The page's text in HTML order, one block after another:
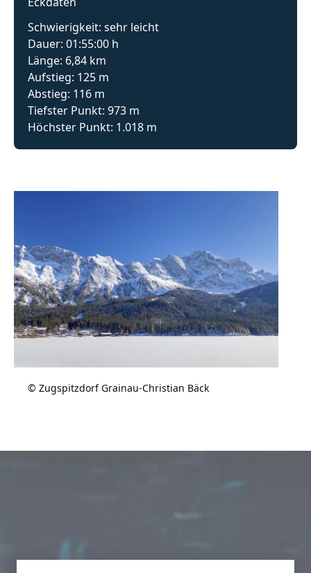
Schwierigkeit: sehr leicht
Dauer: 01:55:00 h
Länge: 6,84 km
Aufstieg: 125 m
Abstieg: 116 m
Tiefster Punkt: 973 m
Höchster Punkt: 1.018 m
© Zugspitzdorf Grainau-Christian Bäck